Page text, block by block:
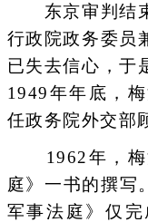
东京审判结束
行政院政务委员
已失去信心，于
1949年年底，
任政务院外交部
1962年，梅
庭》一书的撰写
军事法庭》仅